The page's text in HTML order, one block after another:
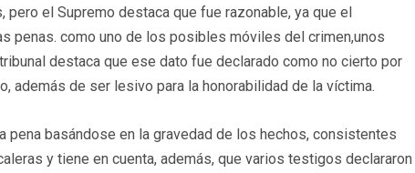
el Supremo destaca que fue razonable, ya que el
penas. como uno de los posibles móviles del crimen,unos
destaca que ese dato fue declarado como no cierto por
además de ser lesivo para la honorabilidad de la víctima.
pena basándose en la gravedad de los hechos, consistentes
y tiene en cuenta, además, que varios testigos declararon